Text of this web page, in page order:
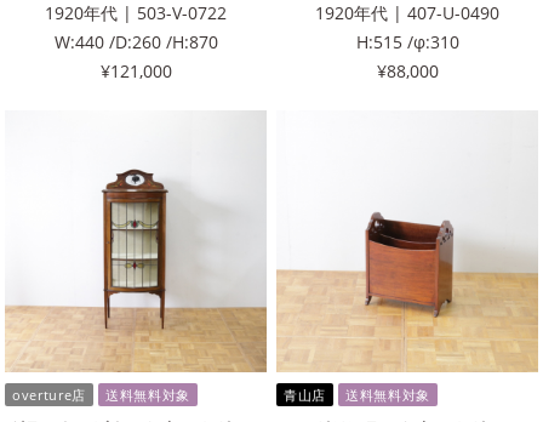
1920年代 | 503-V-0722
W:440 /D:260 /H:870
¥121,000
1920年代 | 407-U-0490
H:515 /φ:310
¥88,000
overture店 送料無料対象 青山店 送料無料対象